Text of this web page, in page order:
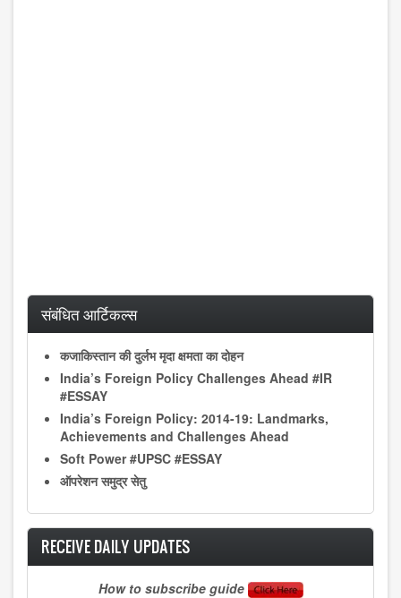
संबंधित आर्टिकल्स
कजाकिस्तान की दुर्लभ मृदा क्षमता का दोहन
India’s Foreign Policy Challenges Ahead #IR
#ESSAY
India’s Foreign Policy: 2014-19: Landmarks,
Achievements and Challenges Ahead
Soft Power #UPSC #ESSAY
ऑपरेशन समुद्र सेतु
RECEIVE DAILY UPDATES
How to subscribe guide